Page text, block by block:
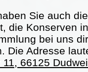
Sie auch die
die Konserven
bei uns
Die Adresse
11, 66125